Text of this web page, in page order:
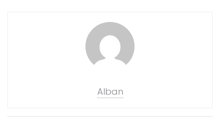
Alban